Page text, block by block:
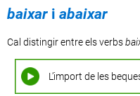
baixar i abaixar
Cal distingir entre els verbs
L’import de les